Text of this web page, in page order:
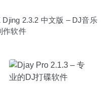
Djing 2.3.2 中文版 – DJ音乐
作软件